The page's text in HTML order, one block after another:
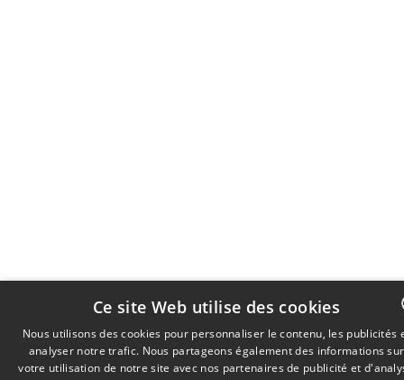
DUTCH
Ce site Web utilise des cookies
Nous utilisons des cookies pour personnaliser le contenu, les publicités
analyser notre trafic. Nous partageons également des informations sur
votre utilisation de notre site avec nos partenaires de publicité et